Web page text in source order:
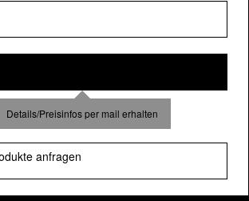
Details/Preisinfos per mail erhalten
anfragen